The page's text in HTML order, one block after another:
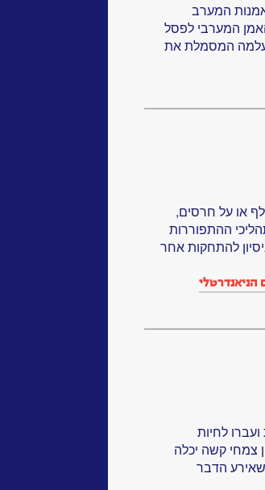
המערב
המערבי לפסל
המסמלת את
או על חרסים,
ההתפוררות
להתחקות אחר
הניאנדרטלי
לחיות
צמחי קשה יכלה
הדבר